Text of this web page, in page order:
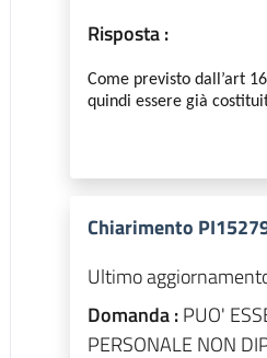
Risposta :
Come previsto dall’art
quindi essere già
Chiarimento
Ultimo
Domanda :PUO'
PERSONALE NON